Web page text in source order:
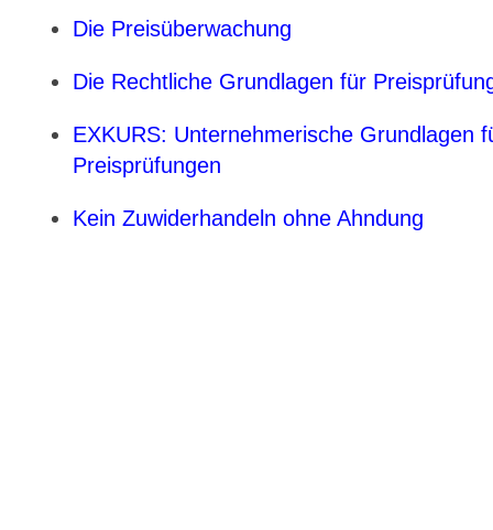
Die Preisüberwachung
Die Rechtliche Grundlagen für
EXKURS: Unternehmerische Grundlagen
Preisprüfungen
Kein Zuwiderhandeln ohne Ahndung